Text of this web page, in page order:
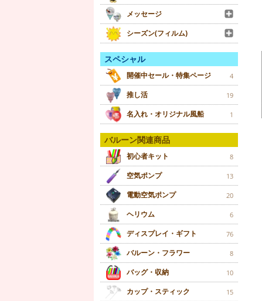
メッセージ
シーズン(フィルム)
スペシャル
開催中セール・特集ページ 4
推し活 19
名入れ・オリジナル風船 1
バルーン関連商品
初心者キット 8
空気ポンプ 13
電動空気ポンプ 20
ヘリウム 6
ディスプレイ・ギフト 76
バルーン・フラワー 8
バッグ・収納 10
カップ・スティック 15